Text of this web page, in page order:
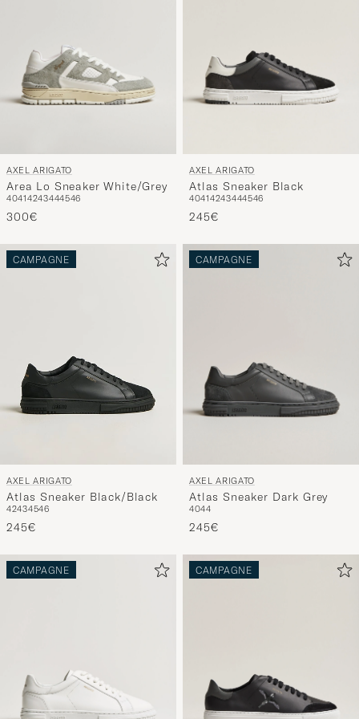
AXEL ARIGATO
Area Lo Sneaker White/Grey
40414243444546
300€
AXEL ARIGATO
Atlas Sneaker Black
40414243444546
245€
CAMPAGNE
AXEL ARIGATO
Atlas Sneaker Black/Black
42434546
245€
CAMPAGNE
AXEL ARIGATO
Atlas Sneaker Dark Grey
4044
245€
CAMPAGNE CAMPAGNE